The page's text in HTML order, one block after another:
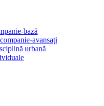
bază
avansați
urbană